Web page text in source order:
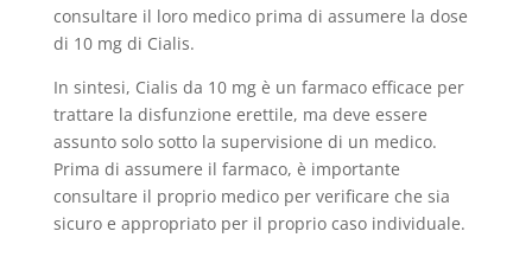
consultare il loro medico prima di assumere la dose
di 10 mg di Cialis.
In sintesi, Cialis da 10 mg è un farmaco efficace per
trattare la disfunzione erettile, ma deve essere
assunto solo sotto la supervisione di un medico.
Prima di assumere il farmaco, è importante
consultare il proprio medico per verificare che sia
sicuro e appropriato per il proprio caso individuale.